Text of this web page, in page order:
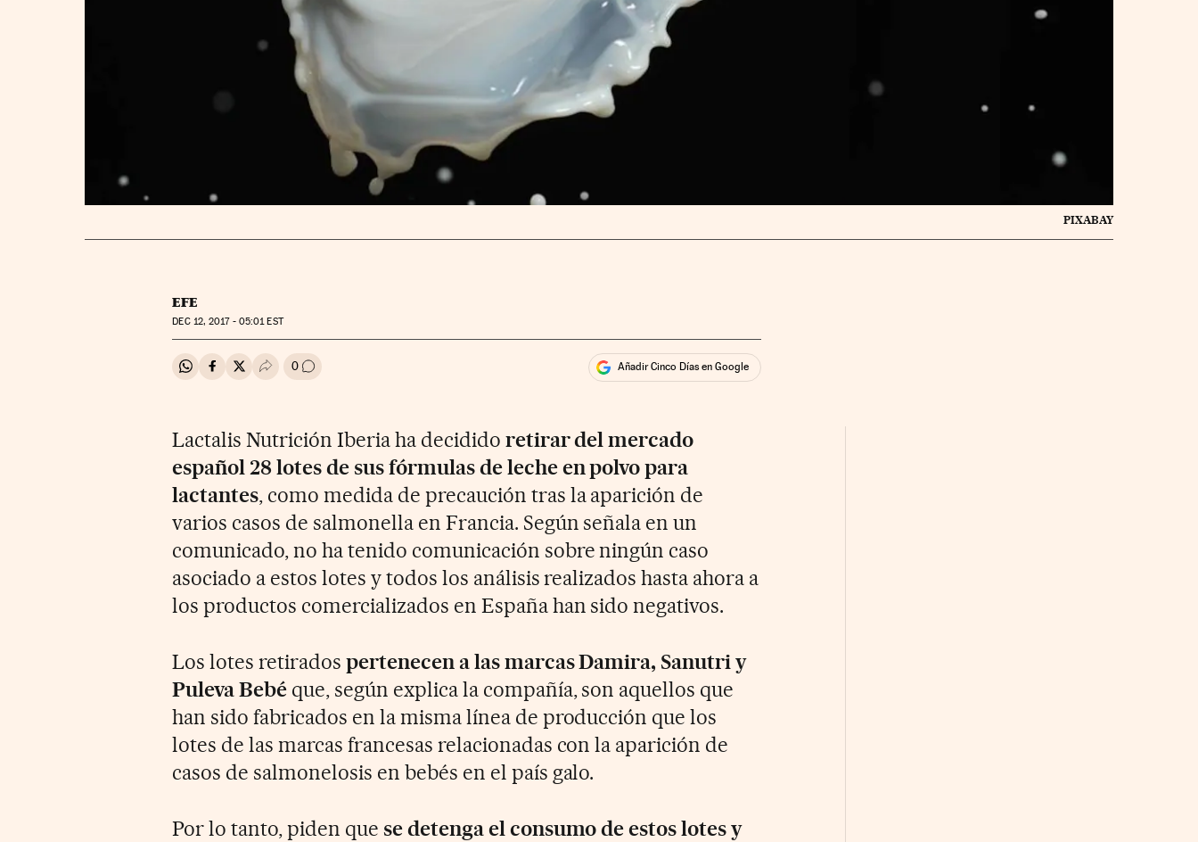
PIXABAY
EFE
DEC12, 2017 - 05:01 EST
Compartir en Whatsapp
Compartir en Facebook
Compartir en Twitter
Desplegar Redes Sociales
0 Ir a los comentarios Añadir Cinco Días en Google
Lactalis Nutrición Iberia ha decidido retirar del mercado
español 28 lotes de sus fórmulas de leche en polvo para
lactantes, como medida de precaución tras la aparición de
varios casos de salmonella en Francia. Según señala en un
comunicado, no ha tenido comunicación sobre ningún caso
asociado a estos lotes y todos los análisis realizados hasta ahora a
los productos comercializados en España han sido negativos.
Los lotes retirados pertenecen a las marcas Damira, Sanutri y
Puleva Bebé que, según explica la compañía, son aquellos que
han sido fabricados en la misma línea de producción que los
lotes de las marcas francesas relacionadas con la aparición de
casos de salmonelosis en bebés en el país galo.
Por lo tanto, piden que se detenga el consumo de estos lotes y